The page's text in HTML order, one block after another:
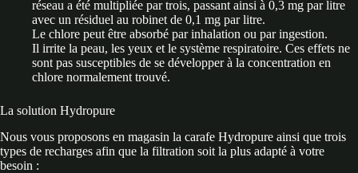
réseau a été multipliée par trois, passant ainsi à 0,3 mg par litre
avec un résiduel au robinet de 0,1 mg par litre.
Le chlore peut être absorbé par inhalation ou par ingestion.
Il irrite la peau, les yeux et le système respiratoire. Ces effets ne
sont pas susceptibles de se développer à la concentration en
chlore normalement trouvé.
La solution Hydropure
Nous vous proposons en magasin la carafe Hydropure ainsi que trois
types de recharges afin que la filtration soit la plus adapté à votre
besoin :